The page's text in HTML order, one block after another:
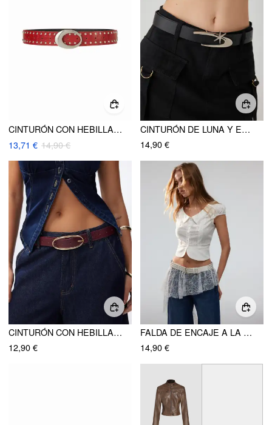
CINTURÓN CON HEBILLA OVALADA Y CLAVOS
13,71 € 14,90 €
CINTURÓN DE LUNA Y ESTRELLA
14,90 €
CINTURÓN CON HEBILLA DE ESTAMPADO COCODRILO
12,90 €
FALDA DE ENCAJE A LA FRANCESA
14,90 €